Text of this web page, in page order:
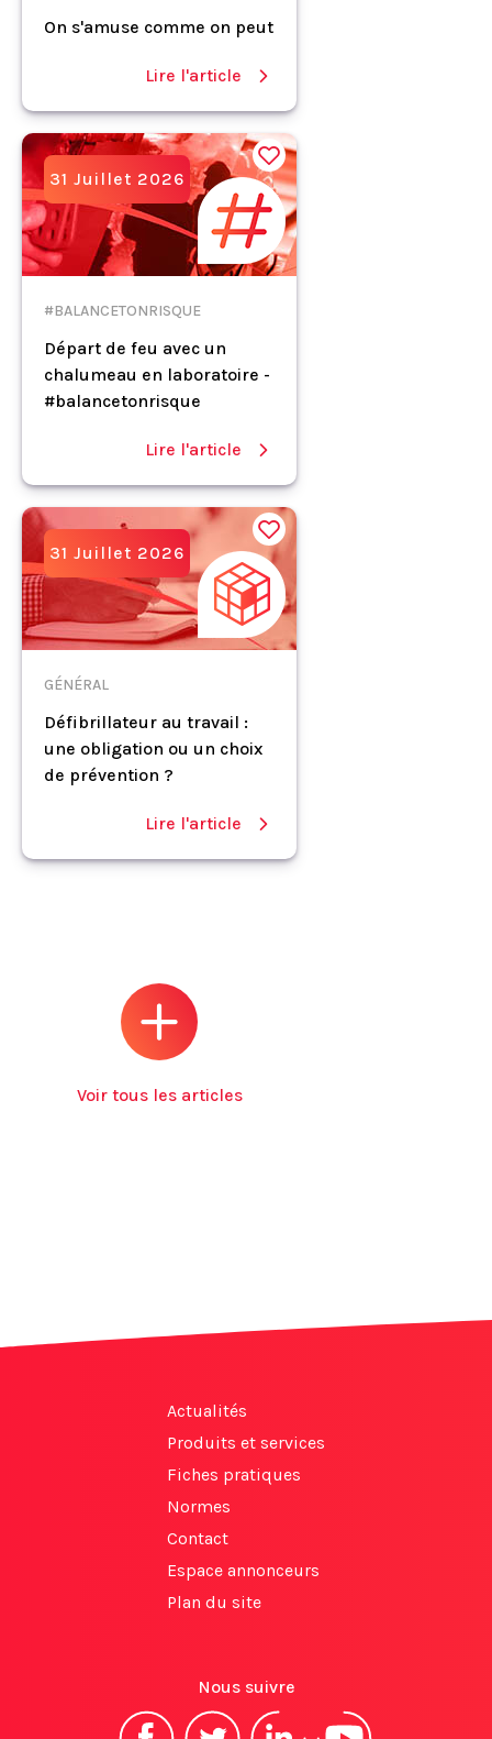
On s'amuse comme on peut
Lire l'article
31 Juillet 2026
#BALANCETONRISQUE
Départ de feu avec un
chalumeau en laboratoire -
#balancetonrisque
Lire l'article
31 Juillet 2026
GÉNÉRAL
Défibrillateur au travail :
une obligation ou un choix
de prévention ?
Lire l'article
Voir tous les articles
Actualités
Produits et services
Fiches pratiques
Normes
Contact
Espace annonceurs
Plan du site
Nous suivre